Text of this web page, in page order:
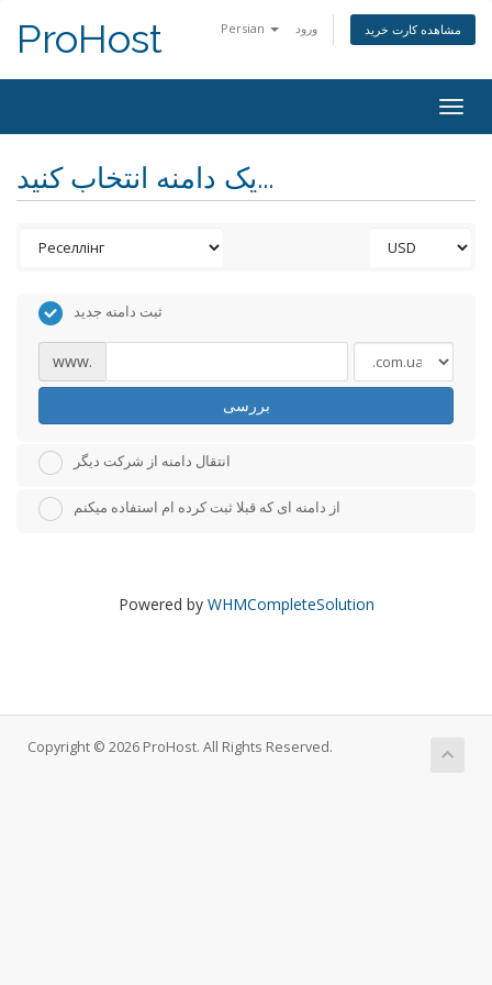
Persian ورود مشاهده کارت خرید ProHost
یک دامنه انتخاب کنید...
ثبت دامنه جدید
www.
بررسی
انتقال دامنه از شرکت دیگر
از دامنه ای که قبلا ثبت کرده ام استفاده میکنم
Powered by WHMCompleteSolution
Copyright © 2026 ProHost. All Rights Reserved.